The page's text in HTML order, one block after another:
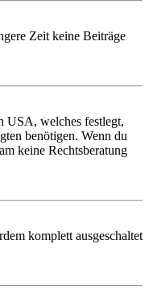
Zeit keine Beiträge
USA, welches festlegt,
benötigen. Wenn du
keine Rechtsberatung
komplett ausgeschaltet